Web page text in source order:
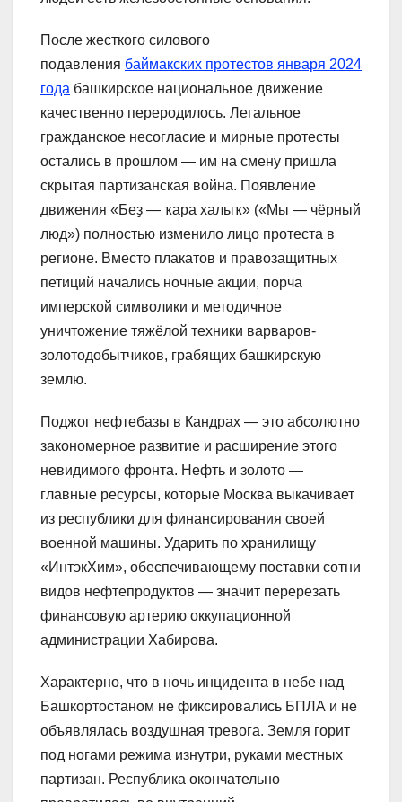
После жесткого силового
подавления баймакских протестов января 2024
года башкирское национальное движение
качественно переродилось. Легальное
гражданское несогласие и мирные протесты
остались в прошлом — им на смену пришла
скрытая партизанская война. Появление
движения «Беҙ — ҡара халыҡ» («Мы — чёрный
люд») полностью изменило лицо протеста в
регионе. Вместо плакатов и правозащитных
петиций начались ночные акции, порча
имперской символики и методичное
уничтожение тяжёлой техники варваров-
золотодобытчиков, грабящих башкирскую
землю.
Поджог нефтебазы в Кандрах — это абсолютно
закономерное развитие и расширение этого
невидимого фронта. Нефть и золото —
главные ресурсы, которые Москва выкачивает
из республики для финансирования своей
военной машины. Ударить по хранилищу
«ИнтэкХим», обеспечивающему поставки сотни
видов нефтепродуктов — значит перерезать
финансовую артерию оккупационной
администрации Хабирова.
Характерно, что в ночь инцидента в небе над
Башкортостаном не фиксировались БПЛА и не
объявлялась воздушная тревога. Земля горит
под ногами режима изнутри, руками местных
партизан. Республика окончательно